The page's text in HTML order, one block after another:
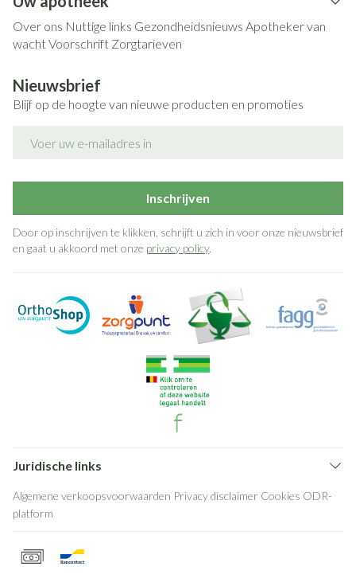
Over ons Nuttige links Gezondheidsnieuws Apotheker van
wachtVoorschrift Zorgtarieven
Nieuwsbrief
Blijf op de hoogte van nieuwe producten en promoties
Inschrijven
Door op inschrijven te klikken, schrijft u zich in voor onze nieuwsbrief
en gaat u akkoord met onze privacy policy.
Juridische links
Algemene verkoopsvoorwaarden Privacy disclaimer Cookies ODR-
platform